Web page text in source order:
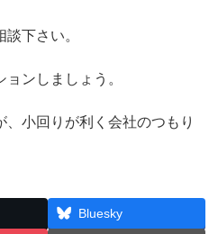
下さい。
ンしましょう。
小回りが利く会社のつもり
Bluesky